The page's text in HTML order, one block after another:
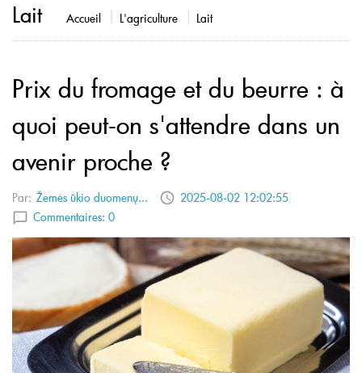
Lait Accueil L'agriculture Lait
Prix du fromage et du beurre : à
quoi peut-on s'attendre dans un
avenir proche ?
Par: Žemės ūkio duomenų...
2025-08-02 12:02:55
Commentaires: 0